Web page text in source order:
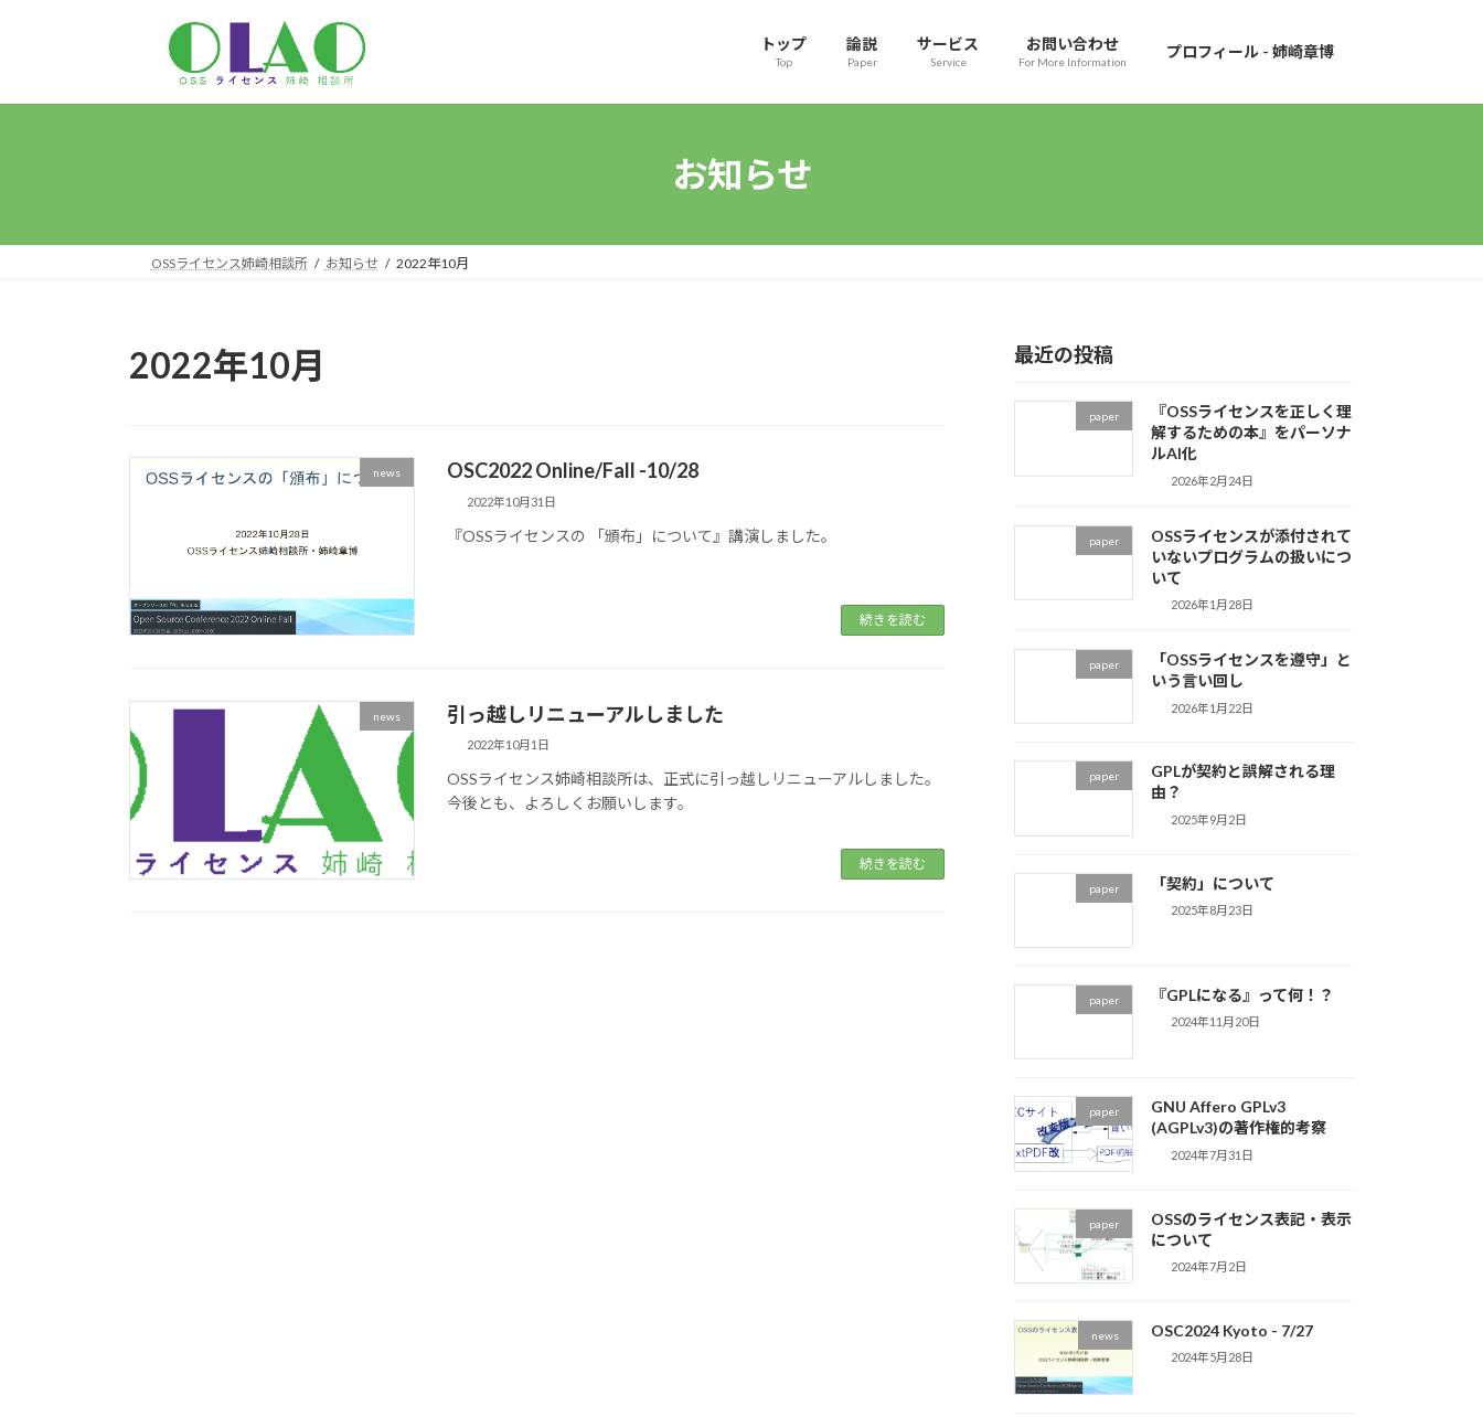
プ
動
トップ
Top
論説
Paper
サービス
Service
お問い合わせ
For More Information
プロフィール - 姉崎章博
お知らせ
OSSライセンス姉崎相談所 お知らせ 2022年10月
2022年10月
news OSC2022 Online/Fall -10/28
2022年10月31日
『OSSライセンスの 「頒布」について』講演しました。
続きを読む
news 引っ越しリニューアルしました
2022年10月1日
OSSライセンス姉崎相談所は、正式に引っ越しリニューアルしました。
今後とも、よろしくお願いします。
続きを読む
最近の投稿
paper
『OSSライセンスを正しく理
解するための本』をパーソナ
ルAI化
2026年2月24日
paper
OSSライセンスが添付されて
いないプログラムの扱いにつ
いて
2026年1月28日
paper
「OSSライセンスを遵守」と
いう言い回し
2026年1月22日
paper
GPLが契約と誤解される理
由？
2025年9月2日
paper 「契約」について
2025年8月23日
paper 『GPLになる』って何！？
2024年11月20日
paper
GNU Affero GPLv3
(AGPLv3)の著作権的考察
2024年7月31日
paper
OSSのライセンス表記・表示
について
2024年7月2日
news OSC2024 Kyoto - 7/27
2024年5月28日